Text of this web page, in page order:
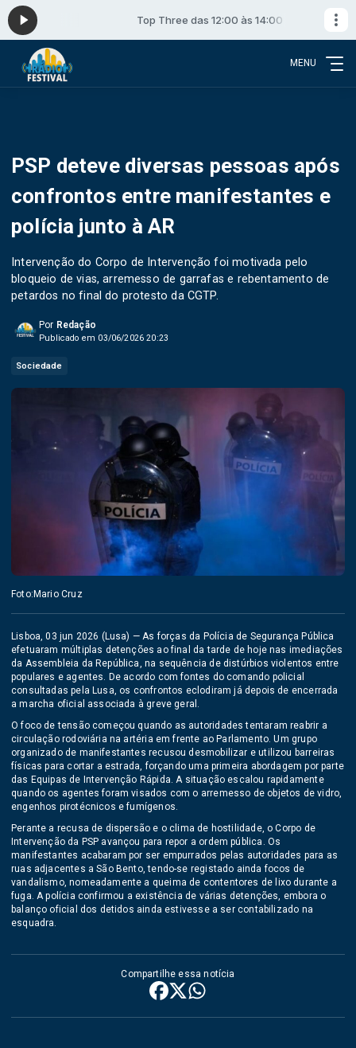
Top Three das 12:00 às 14:00
MENU
PSP deteve diversas pessoas após
confrontos entre manifestantes e
polícia junto à AR
Intervenção do Corpo de Intervenção foi motivada pelo
bloqueio de vias, arremesso de garrafas e rebentamento de
petardos no final do protesto da CGTP.
Por Redação
Publicado em 03/06/2026 20:23
Sociedade
Foto:Mario Cruz
Lisboa, 03 jun 2026 (Lusa) — As forças da Polícia de Segurança Pública
efetuaram múltiplas detenções ao final da tarde de hoje nas imediações
da Assembleia da República, na sequência de distúrbios violentos entre
populares e agentes. De acordo com fontes do comando policial
consultadas pela Lusa, os confrontos eclodiram já depois de encerrada
a marcha oficial associada à greve geral.
O foco de tensão começou quando as autoridades tentaram reabrir a
circulação rodoviária na artéria em frente ao Parlamento. Um grupo
organizado de manifestantes recusou desmobilizar e utilizou barreiras
físicas para cortar a estrada, forçando uma primeira abordagem por parte
das Equipas de Intervenção Rápida. A situação escalou rapidamente
quando os agentes foram visados com o arremesso de objetos de vidro,
engenhos pirotécnicos e fumígenos.
Perante a recusa de dispersão e o clima de hostilidade, o Corpo de
Intervenção da PSP avançou para repor a ordem pública. Os
manifestantes acabaram por ser empurrados pelas autoridades para as
ruas adjacentes a São Bento, tendo-se registado ainda focos de
vandalismo, nomeadamente a queima de contentores de lixo durante a
fuga. A polícia confirmou a existência de várias detenções, embora o
balanço oficial dos detidos ainda estivesse a ser contabilizado na
esquadra.
Compartilhe essa notícia